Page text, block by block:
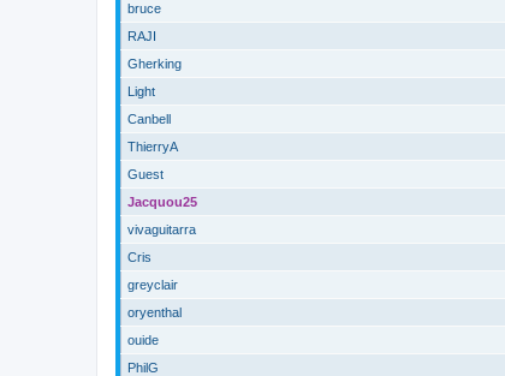
bruce
RAJI
Gherking
Light
Canbell
ThierryA
Guest
Jacquou25
vivaguitarra
Cris
greyclair
oryenthal
ouide
PhilG